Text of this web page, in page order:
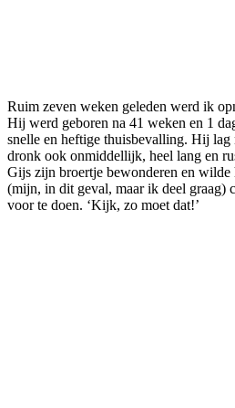
Ruim zeven weken geleden werd ik
Hij werd geboren na 41 weken en 1
snelle en heftige thuisbevalling. Hij lag
dronk ook onmiddellijk, heel lang en
Gijs zijn broertje bewonderen en wilde
(mijn, in dit geval, maar ik deel graag)
voor te doen. ‘Kijk, zo moet dat!’